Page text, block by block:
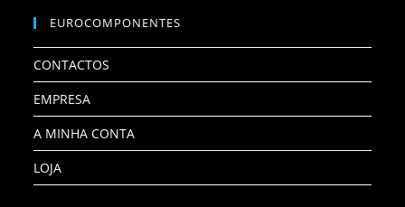
EUROCOMPONENTES
CONTACTOS
EMPRESA
A MINHA CONTA
LOJA